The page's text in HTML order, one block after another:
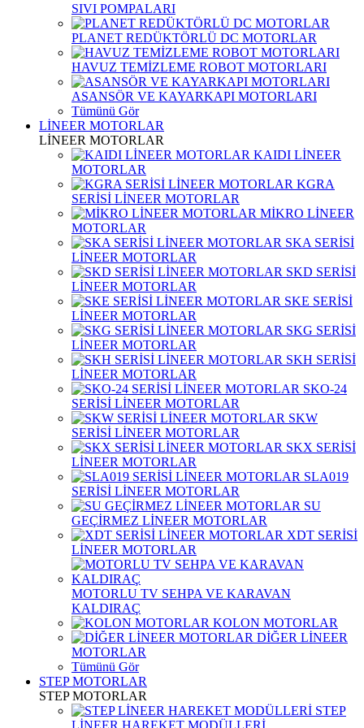
SIVI POMPALARI
PLANET REDÜKTÖRLÜ DC MOTORLAR
HAVUZ TEMİZLEME ROBOT MOTORLARI
ASANSÖR VE KAYARKAPI MOTORLARI
Tümünü Gör
LİNEER MOTORLAR
LİNEER MOTORLAR
KAIDI LİNEER
MOTORLAR
KGRA
SERİSİ LİNEER MOTORLAR
MİKRO LİNEER
MOTORLAR
SKA SERİSİ
LİNEER MOTORLAR
SKD SERİSİ
LİNEER MOTORLAR
SKE SERİSİ
LİNEER MOTORLAR
SKG SERİSİ
LİNEER MOTORLAR
SKH SERİSİ
LİNEER MOTORLAR
SKO-24
SERİSİ LİNEER MOTORLAR
SKW
SERİSİ LİNEER MOTORLAR
SKX SERİSİ
LİNEER MOTORLAR
SLA019
SERİSİ LİNEER MOTORLAR
SU
GEÇİRMEZ LİNEER MOTORLAR
XDT SERİSİ
LİNEER MOTORLAR
MOTORLU TV SEHPA VE KARAVAN
KALDIRAÇ
KOLON MOTORLAR
DİĞER LİNEER
MOTORLAR
Tümünü Gör
STEP MOTORLAR
STEP MOTORLAR
STEP
LİNEER HAREKET MODÜLLERİ